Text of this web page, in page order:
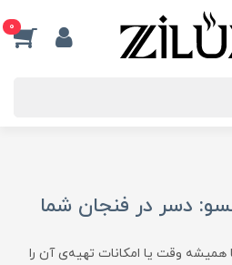
0
دسر در فنجان شما
همیشه وقت یا امکانات تهیه‌ی آن را